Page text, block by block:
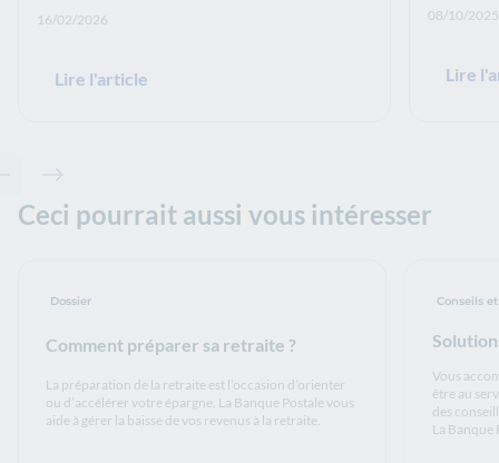
Date de publication: :
16/02/2026
Lire l'article
Date de
08/10/2025
Lire
Contenu précédent - Articles associés
Contenu suivant - Articles associés
Ceci pourrait aussi vous intéresser
Comment préparer sa retraite ?
Dossier
La préparation de la retraite est l’occasion d’orienter
ou d’accélérer votre épargne. La Banque Postale vous
aide à gérer la baisse de vos revenus à la retraite.
Conseils
Vous
être au
des
La Banque